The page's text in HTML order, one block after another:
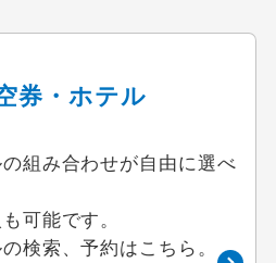
券・ホテル
組み合わせが自由に選べ
可能です。
検索、予約はこちら。